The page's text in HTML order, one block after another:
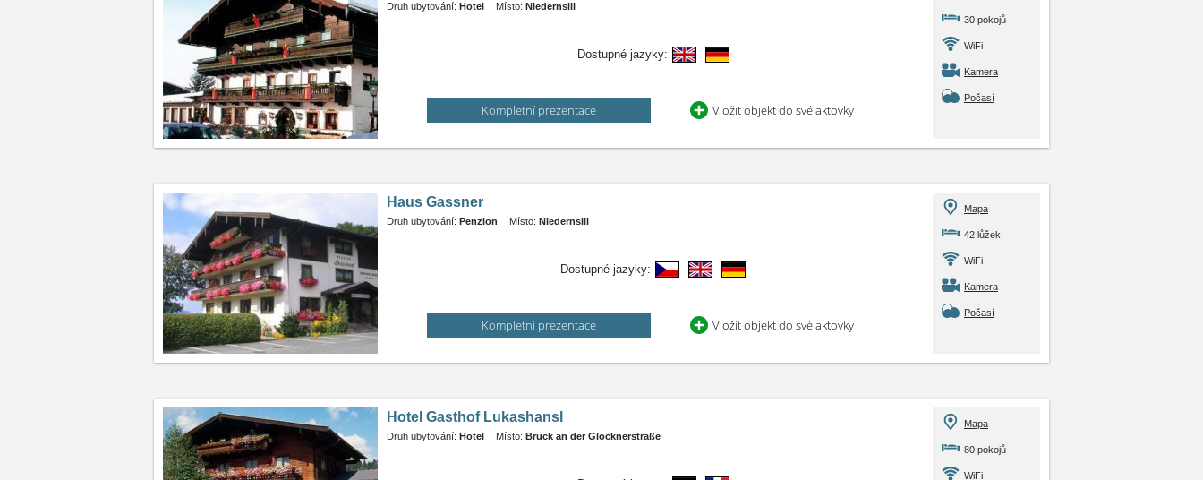
Druh ubytování: Hotel Místo: Niedernsill
Dostupné jazyky:
Kompletní prezentace Vložit objekt do své aktovky
30 pokojů
WiFi
Kamera
Počasí
Haus Gassner
Druh ubytování: Penzion Místo: Niedernsill
Dostupné jazyky:
Kompletní prezentace Vložit objekt do své aktovky
Mapa
42 lůžek
WiFi
Kamera
Počasí
Hotel Gasthof Lukashansl
Druh ubytování: Hotel Místo: Bruck an der Glocknerstraße
Mapa
80 pokojů
WiFi